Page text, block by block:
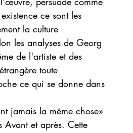
ce sont les
la culture
les analyses de Georg
de l'artiste et des
toute
ce qui se donne dans
jamais la même chose»
et après. Cette